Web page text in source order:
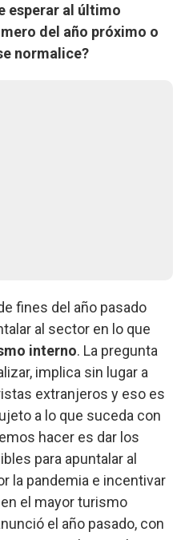
esperar al último
del año próximo o
normalice?
fines del año pasado
al sector en lo que
interno. La pregunta
implica sin lugar a
extranjeros y eso es
a lo que suceda con
hacer es dar los
para apuntalar al
la pandemia e incentivar
el mayor turismo
el año pasado, con